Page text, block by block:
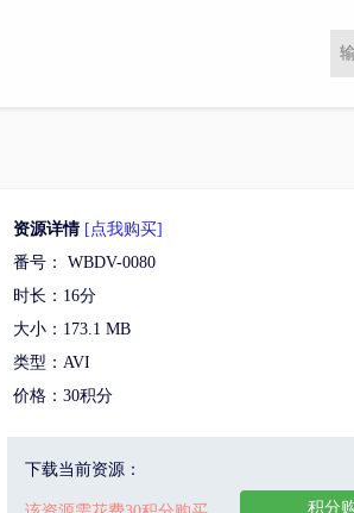
资源详情 [点我购买]
番号： WBDV-0080
时长：16分
大小：173.1 MB
类型：AVI
价格：30积分
下载当前资源：
积分